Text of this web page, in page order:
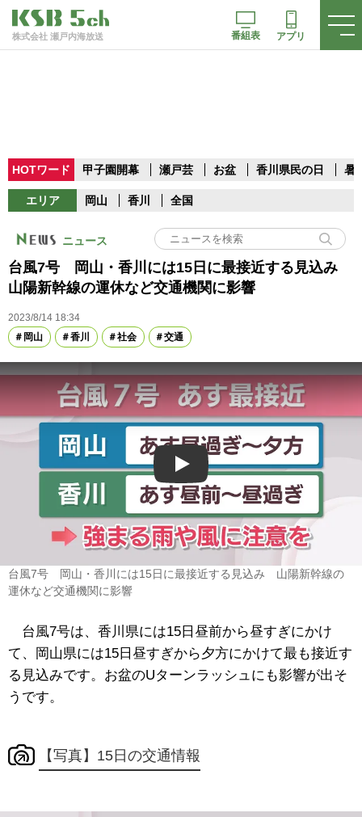
株式会社 瀬戸内海放送 番組表 アプリ
HOTワード 甲子園開幕 瀬戸芸 お盆 香川県民の日 暑
エリア 岡山 香川 全国
ニュース
台風7号 岡山・香川には15日に最接近する見込み
山陽新幹線の運休など交通機関に影響
2023/8/14 18:34
岡山
香川 社会 交通
Play
台風7号 岡山・香川には15日に最接近する見込み 山陽新幹線の
運休など交通機関に影響
台風7号は、香川県には15日昼前から昼すぎにかけ
て、岡山県には15日昼すぎから夕方にかけて最も接近す
る見込みです。お盆のUターンラッシュにも影響が出そ
うです。
【写真】15日の交通情報